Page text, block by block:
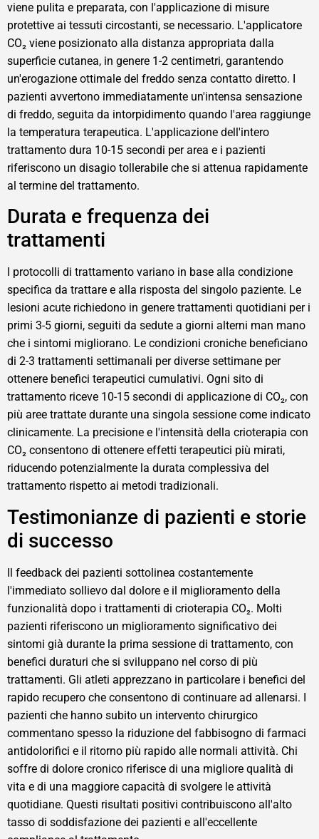
viene pulita e preparata, con l'applicazione di misure
protettive ai tessuti circostanti, se necessario. L'applicatore
CO₂ viene posizionato alla distanza appropriata dalla
superficie cutanea, in genere 1-2 centimetri, garantendo
un'erogazione ottimale del freddo senza contatto diretto. I
pazienti avvertono immediatamente un'intensa sensazione
di freddo, seguita da intorpidimento quando l'area raggiunge
la temperatura terapeutica. L'applicazione dell'intero
trattamento dura 10-15 secondi per area e i pazienti
riferiscono un disagio tollerabile che si attenua rapidamente
al termine del trattamento.
Durata e frequenza dei
trattamenti
I protocolli di trattamento variano in base alla condizione
specifica da trattare e alla risposta del singolo paziente. Le
lesioni acute richiedono in genere trattamenti quotidiani per i
primi 3-5 giorni, seguiti da sedute a giorni alterni man mano
che i sintomi migliorano. Le condizioni croniche beneficiano
di 2-3 trattamenti settimanali per diverse settimane per
ottenere benefici terapeutici cumulativi. Ogni sito di
trattamento riceve 10-15 secondi di applicazione di CO₂, con
più aree trattate durante una singola sessione come indicato
clinicamente. La precisione e l'intensità della crioterapia con
CO₂ consentono di ottenere effetti terapeutici più mirati,
riducendo potenzialmente la durata complessiva del
trattamento rispetto ai metodi tradizionali.
Testimonianze di pazienti e storie
di successo
Il feedback dei pazienti sottolinea costantemente
l'immediato sollievo dal dolore e il miglioramento della
funzionalità dopo i trattamenti di crioterapia CO₂. Molti
pazienti riferiscono un miglioramento significativo dei
sintomi già durante la prima sessione di trattamento, con
benefici duraturi che si sviluppano nel corso di più
trattamenti. Gli atleti apprezzano in particolare i benefici del
rapido recupero che consentono di continuare ad allenarsi. I
pazienti che hanno subito un intervento chirurgico
commentano spesso la riduzione del fabbisogno di farmaci
antidolorifici e il ritorno più rapido alle normali attività. Chi
soffre di dolore cronico riferisce di una migliore qualità di
vita e di una maggiore capacità di svolgere le attività
quotidiane. Questi risultati positivi contribuiscono all'alto
tasso di soddisfazione dei pazienti e all'eccellente